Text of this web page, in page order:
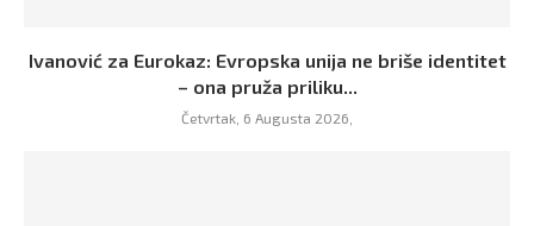
Ivanović za Eurokaz: Evropska unija ne briše identitet
– ona pruža priliku...
Četvrtak, 6 Augusta 2026,